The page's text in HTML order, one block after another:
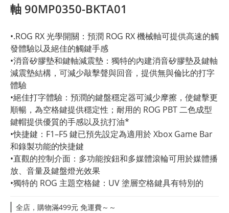
軸 90MP0350-BKTA01
•.ROG RX 光學開關：預潤 ROG RX 機械軸可提供高速的觸
發體驗以及絕佳的觸鍵手感
•消音矽膠墊和鍵軸減震墊：獨特的內建消音矽膠墊及鍵軸
減震墊結構，可減少敲擊聲與回音，提供無與倫比的打字
體驗
•絕佳打字體驗：預潤的鍵盤穩定器可減少摩擦，使鍵擊更
順暢，為空格鍵提供穩定性；耐用的 ROG PBT 二色成型
鍵帽提供優質的手感以及抗打油*
•快捷鍵：F1–F5 鍵已預先設定為適用於 Xbox Game Bar
和錄製功能的快捷鍵
•直觀的控制介面：多功能按鈕和多媒體滾輪可用於媒體播
放、音量及鍵盤燈光效果
•獨特的 ROG 主題空格鍵：UV 塗層空格鍵具有特別的
全店，購物滿499元 免運費～～